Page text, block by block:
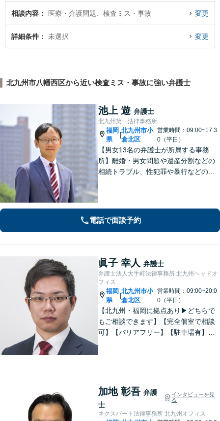
相談内容 医療・介護問題、検査ミス・事故 変更
詳細条件 未選択 変更
北九州市八幡西区から近い検査ミス・事故に強い弁護士
池上 遊 弁護士
北九州第一法律事務所
福岡
県
北九州市小
倉北区
営業時間：09:00~17:3
0（平日）
【男女13名の弁護士が所属する事務
所】離婚・男女問題や遺産分割などの
相続トラブル、性犯罪や暴行などの刑
します【土日祝・当日対応可】
電話で面談予約
眞子 幸人 弁護士
弁護士法人大手町法律事務所 北九州ヘッドオ
フィス
福岡
県
北九州市小
倉北区
営業時間：09:00~20:0
0（平日）
【北九州・福岡に拠点あり▶どちらで
もご相談できます】【完全個室で相談
可】【バリアフリー】【駐車場有】法
します。お悩みの方はご相談くださ
い。
加地 彰吾 弁護
士
インタビューを見
る
ネクスパート法律事務所 北九州オフィス